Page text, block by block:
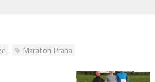
,
Maraton Praha